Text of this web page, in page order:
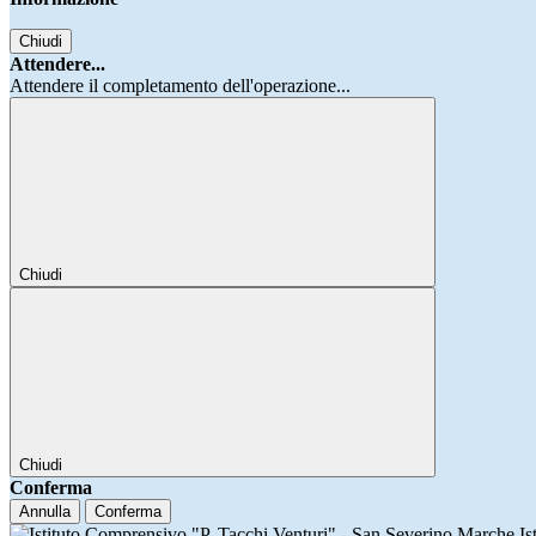
Chiudi
Attendere...
Attendere il completamento dell'operazione...
Chiudi
Chiudi
Conferma
Annulla Conferma